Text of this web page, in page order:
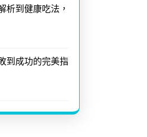
析到健康吃法，
到成功的完美指